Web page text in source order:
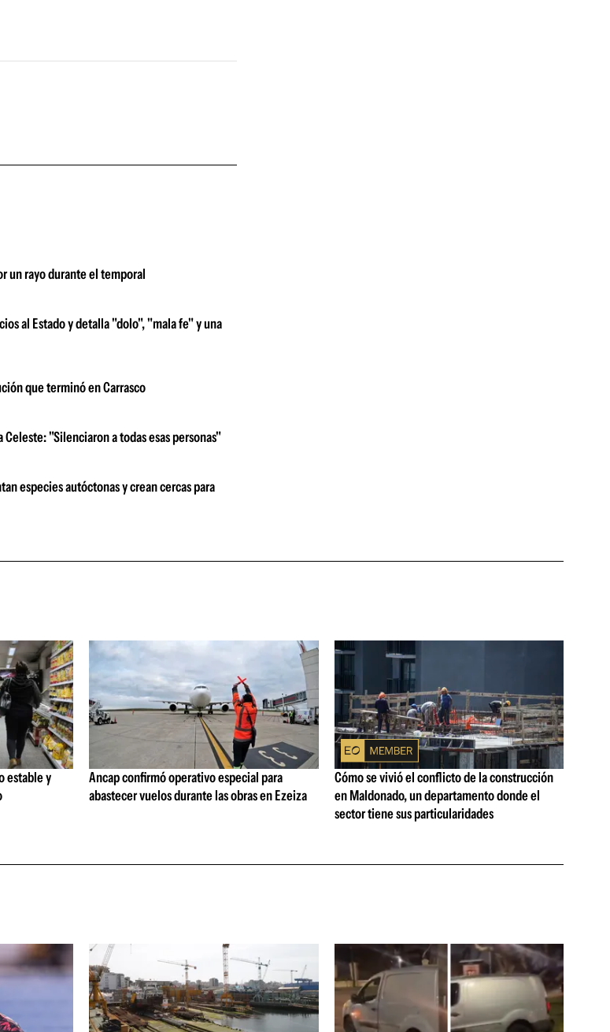
un rayo durante el temporal
al Estado y detalla "dolo", "mala fe" y una
que terminó en Carrasco
"Silenciaron a todas esas personas"
especies autóctonas y crean cercas para
estable y
Ancap confirmó operativo especial para
abastecer vuelos durante las obras en Ezeiza
Cómo se vivió el conflicto de la construcción
en Maldonado, un departamento donde el
sector tiene sus particularidades